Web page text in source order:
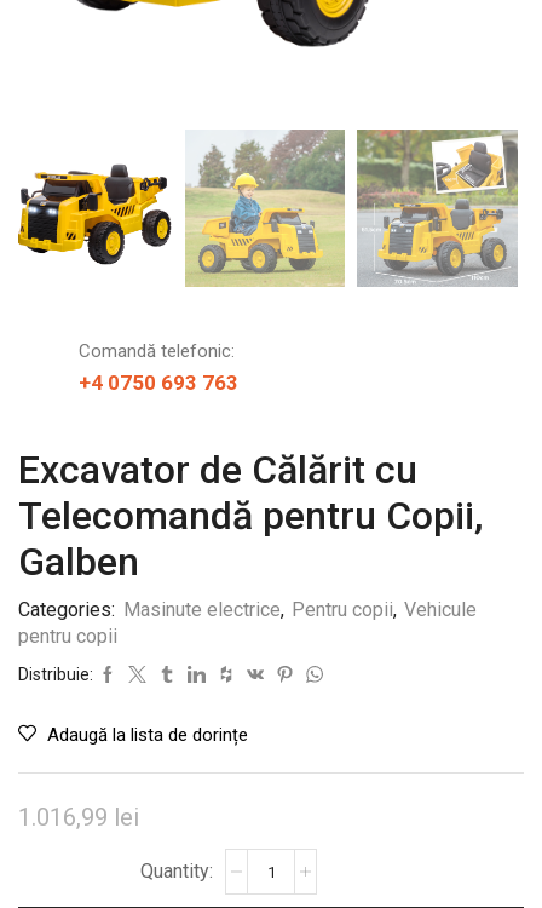
Comandă telefonic:
+4 0750 693 763
Excavator de Călărit cu
Telecomandă pentru Copii,
Galben
Categories: Masinute electrice, Pentru copii, Vehicule
pentru copii
Distribuie:
Adaugă la lista de dorințe
1.016,99 lei